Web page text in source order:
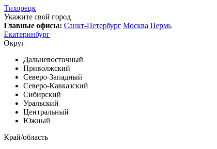
Тихорецк
Укажите свой город
Главные офисы: Санкт-Петербург Москва Пермь
Екатеринбург
Округ
Дальневосточный
Приволжский
Северо-Западный
Северо-Кавказский
Сибирский
Уральский
Центральный
Южный
Край/область